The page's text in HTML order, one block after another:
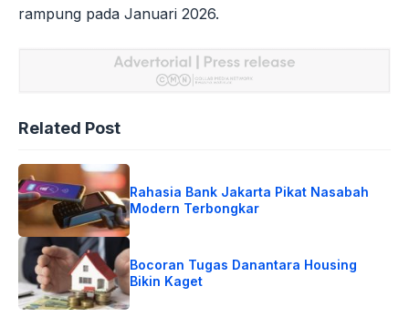
rampung pada Januari 2026.
Related Post
Rahasia Bank Jakarta Pikat Nasabah
Modern Terbongkar
Bocoran Tugas Danantara Housing
Bikin Kaget